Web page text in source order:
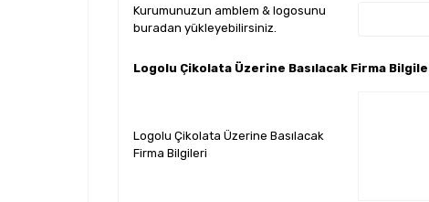
Kurumunuzun amblem & logosunu
buradan yükleyebilirsiniz.
Logolu Çikolata Üzerine Basılacak Firma
Logolu Çikolata Üzerine Basılacak
Firma Bilgileri